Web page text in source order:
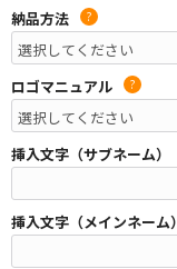
納品方法 ?
ロゴマニュアル ?
挿入文字（サブネーム）
挿入文字（メインネーム）